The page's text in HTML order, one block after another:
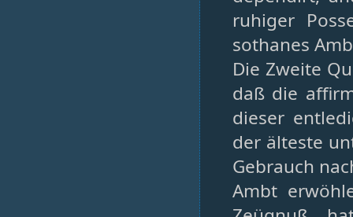
ruhiger
sothanes
Die Zweite
daß die
dieser
der älteste
Gebrauch
Ambt